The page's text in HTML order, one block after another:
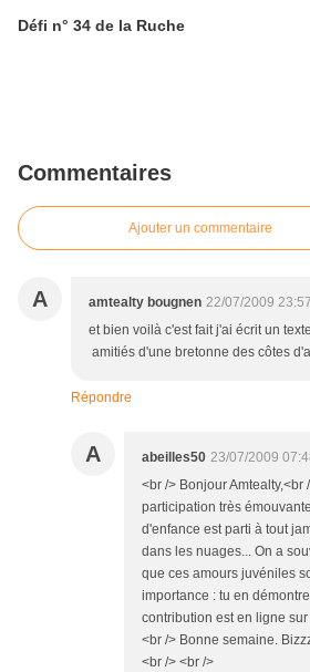
Défi n° 34 de la Ruche
Commentaires
Ajouter un commentaire
A amtealty bougnen 22/07/2009 23:57
et bien voilà c'est fait j'ai écrit un
amitiés d'une bretonne des côtes
Répondre
A abeilles50 23/07/2009
<br /> Bonjour Amtealty,<br
participation très
d'enfance est parti à tout
dans les nuages... On a
que ces amours juvéniles
importance : tu en
contribution est en ligne
<br /> Bonne semaine.
<br /> <br />